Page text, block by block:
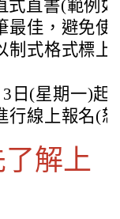
式直書(範例
最佳，避免
制式格式標
日(星期一)起
行線上報名(
解上